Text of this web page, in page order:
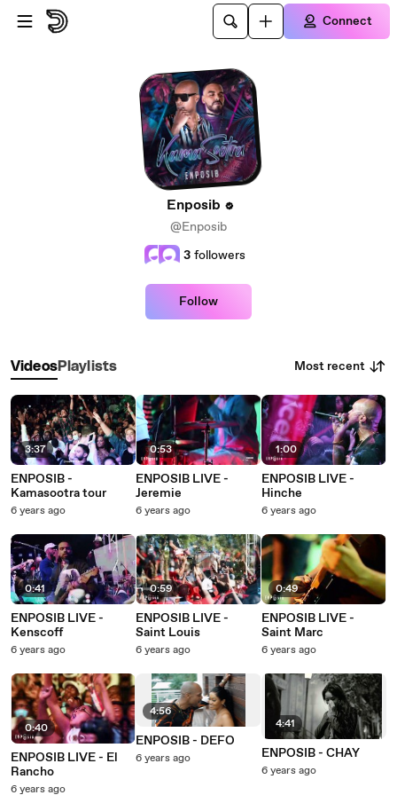
Skip to main content
Connect
Enposib
@Enposib
3 followers
Follow
VideosPlaylists Most recent
3:37
ENPOSIB -
Kamasootra tour
6 years ago
0:41
ENPOSIB LIVE -
Kenscoff
6 years ago
0:40
ENPOSIB LIVE - El
Rancho
6 years ago
0:53
ENPOSIB LIVE -
Jeremie
6 years ago
0:59
ENPOSIB LIVE -
Saint Louis
6 years ago
4:56
ENPOSIB - DEFO
6 years ago
1:00
ENPOSIB LIVE -
Hinche
6 years ago
0:49
ENPOSIB LIVE -
Saint Marc
6 years ago
4:41
ENPOSIB - CHAY
6 years ago